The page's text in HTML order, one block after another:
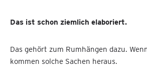
Das ist schon ziemlich elaboriert.
Das gehört zum Rumhängen dazu.
kommen solche Sachen heraus.